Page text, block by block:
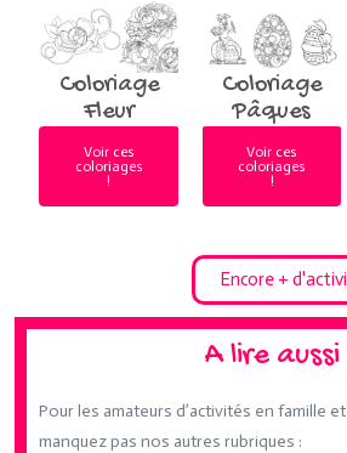
Coloriage
Fleur
Voir ces
coloriages
!
Coloriage
Pâques
Voir ces
coloriages
!
Encore +
A lire aussi
Pour les amateurs d’activités en famille
manquez pas nos autres rubriques :